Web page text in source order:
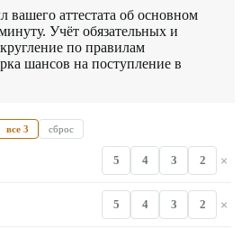
вашего аттестата об основном
Учёт обязательных и
по правилам
шансов на поступление в
все 3 сброс
5 4 3 2 ×
5 4 3 2 ×